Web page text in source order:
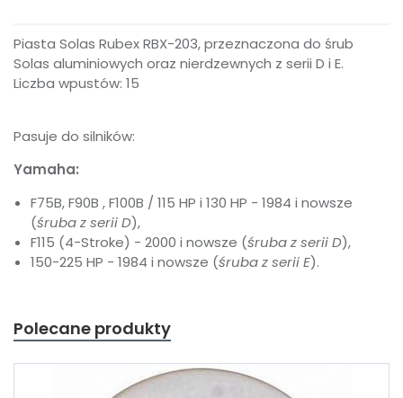
Piasta Solas Rubex RBX-203, przeznaczona do śrub
Solas aluminiowych oraz nierdzewnych z serii D i E.
Liczba wpustów: 15
Pasuje do silników:
Yamaha:
F75B, F90B , F100B / 115 HP i 130 HP - 1984 i nowsze
(śruba z serii D),
F115 (4-Stroke) - 2000 i nowsze (śruba z serii D),
150-225 HP - 1984 i nowsze (śruba z serii E).
Polecane produkty